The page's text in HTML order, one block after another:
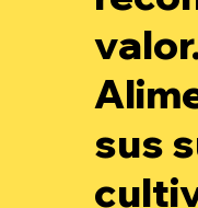
sus